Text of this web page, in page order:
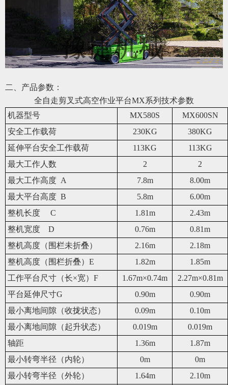
二、产品参数：
全自走剪叉式高空作业平台MX系列技术参数
机器型号
MX580S
MX600SN
安全工作载荷
230KG
380KG
延伸平台安全工作载荷
113KG
113KG
最大工作人数
2
2
最大工作高度 A 7.8m
8.00m
最大平台高度 B 5.8m
6.00m
整机长度
C 1.81m
2.43m
整机宽度 D
0.76m
0.81m
整机高度（围栏未折叠）
2.16m
2.18m
整机高度（围栏折叠）E
1.82m
1.85m
工作平台尺寸（长×宽）F
1.67m×0.74m
2.27m×0.81m
平台延伸尺寸G
0.90m
0.90m
最小离地间隙（收拢状态）
0.09m
0.10m
最小离地间隙（起升状态）
0.019m
0.019m
轴距
1.36m
1.87m
最小转弯半径（内轮）
0m
0m
最小转弯半径（外轮）
1.64m
2.10m